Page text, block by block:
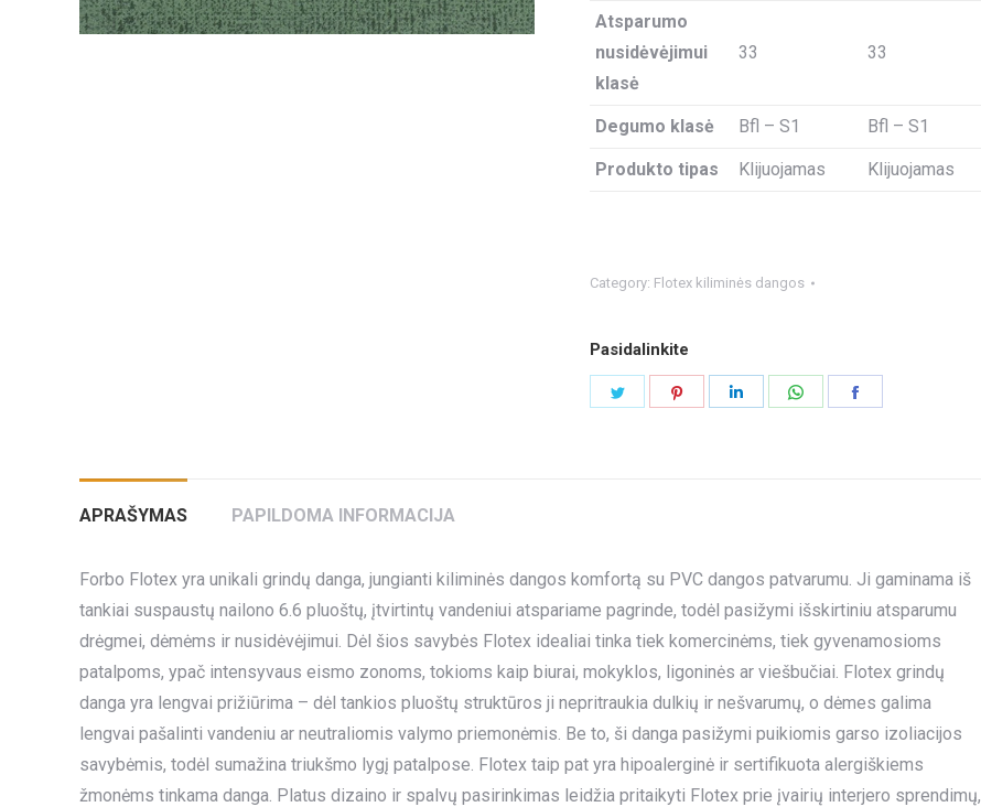
Atsparumo
nusidėvėjimui
klasė
33 33
Degumo klasė Bfl – S1 Bfl – S1
Produkto tipas Klijuojamas Klijuojamas
Category: Flotex kiliminės dangos
Pasidalinkite
Share
Share
APRAŠYMAS PAPILDOMA INFORMACIJA
Forbo Flotex yra unikali grindų danga, jungianti kiliminės dangos komfortą su PVC dangos patvarumu. Ji gaminama iš
tankiai suspaustų nailono 6.6 pluoštų, įtvirtintų vandeniui atspariame pagrinde, todėl pasižymi išskirtiniu atsparumu
drėgmei, dėmėms ir nusidėvėjimui. Dėl šios savybės Flotex idealiai tinka tiek komercinėms, tiek gyvenamosioms
patalpoms, ypač intensyvaus eismo zonoms, tokioms kaip biurai, mokyklos, ligoninės ar viešbučiai. Flotex grindų
danga yra lengvai prižiūrima – dėl tankios pluoštų struktūros ji nepritraukia dulkių ir nešvarumų, o dėmes galima
lengvai pašalinti vandeniu ar neutraliomis valymo priemonėmis. Be to, ši danga pasižymi puikiomis garso izoliacijos
savybėmis, todėl sumažina triukšmo lygį patalpose. Flotex taip pat yra hipoalerginė ir sertifikuota alergiškiems
žmonėms tinkama danga. Platus dizaino ir spalvų pasirinkimas leidžia pritaikyti Flotex prie įvairių interjero sprendimų,